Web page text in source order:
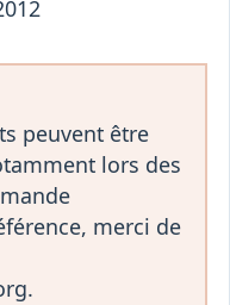
peuvent être
lors des
merci de